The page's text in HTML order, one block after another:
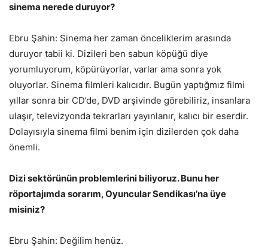
sinema nerede duruyor?
Ebru Şahin: Sinema her zaman önceliklerim arasında
duruyor tabii ki. Dizileri ben sabun köpüğü diye
yorumluyorum, köpürüyorlar, varlar ama sonra yok
oluyorlar. Sinema filmleri kalıcıdır. Bugün yaptığmız filmi
yıllar sonra bir CD’de, DVD arşivinde görebiliriz, insanlara
ulaşır, televizyonda tekrarları yayınlanır, kalıcı bir eserdir.
Dolayısıyla sinema filmi benim için dizilerden çok daha
önemli.
Dizi sektörünün problemlerini biliyoruz. Bunu her
röportajımda sorarım, Oyuncular Sendikası’na üye
misiniz?
Ebru Şahin: Değilim henüz.